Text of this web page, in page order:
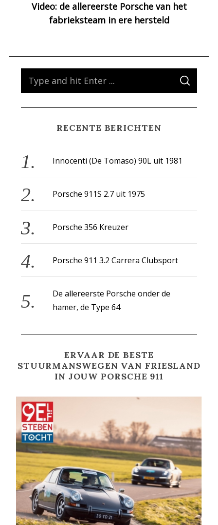
Video: de allereerste Porsche van het
fabrieksteam in ere hersteld
f
o
:
S
A
C
RECENTE BERICHTEN
Innocenti (De Tomaso) 90L uit 1981
Porsche 911S 2.7 uit 1975
Porsche 356 Kreuzer
Porsche 911 3.2 Carrera Clubsport
De allereerste Porsche onder de
hamer, de Type 64
ERVAAR DE BESTE
STUURMANSWEGEN VAN FRIESLAND
IN JOUW PORSCHE 911